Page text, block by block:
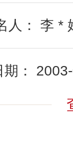
人： 李 *
期：